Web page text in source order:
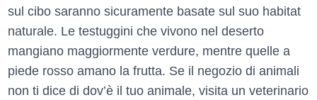
sul cibo saranno sicuramente basate sul suo habitat
naturale. Le testuggini che vivono nel deserto
mangiano maggiormente verdure, mentre quelle a
piede rosso amano la frutta. Se il negozio di animali
non ti dice di dov’è il tuo animale, visita un veterinario